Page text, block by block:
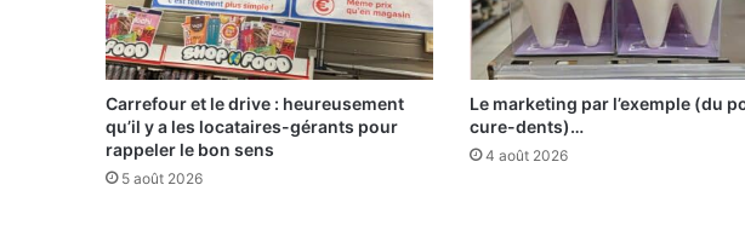
Carrefour et le drive : heureusement
qu’il y a les locataires-gérants pour
rappeler le bon sens
5 août 2026
Le marketing par l’exemple (du
cure-dents)…
4 août 2026